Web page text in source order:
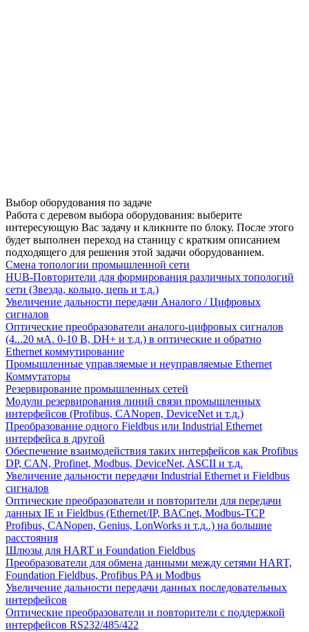
Выбор оборудования по задаче
Работа с деревом выбора оборудования: выберите
интересующую Вас задачу и кликните по блоку. После этого
будет выполнен переход на станицу с кратким описанием
подходящего для решения этой задачи оборудованием.
Смена топологии промышленной сети
HUB-Повторители для формирования различных топологий
сети (Звезда, кольцо, цепь и т.д.)
Увеличение дальности передачи Аналого / Цифровых
сигналов
Оптические преобразователи аналого-цифровых сигналов
(4...20 мА. 0-10 В, DH+ и т.д.) в оптические и обратно
Ethernet коммутирование
Промышленные управляемые и неуправляемые Ethernet
Коммутаторы
Резервирование промышленных сетей
Модули резервирования линий связи промышленных
интерфейсов (Profibus, CANopen, DeviceNet и т.д.)
Преобразование одного Fieldbus или Industrial Ethernet
интерфейса в другой
Обеспечение взаимодействия таких интерфейсов как Profibus
DP, CAN, Profinet, Modbus, DeviceNet, ASCII и т.д.
Увеличение дальности передачи Industrial Ethernet и Fieldbus
сигналов
Оптические преобразователи и повторители для передачи
данных IE и Fieldbus (Ethernet/IP, BACnet, Modbus-TCP
Profibus, CANopen, Genius, LonWorks и т.д..) на большие
расстояния
Шлюзы для HART и Foundation Fieldbus
Преобразователи для обмена данными между сетями HART,
Foundation Fieldbus, Profibus PA и Modbus
Увеличение дальности передачи данных последовательных
интерфейсов
Оптические преобразователи и повторители с поддержкой
интерфейсов RS232/485/422